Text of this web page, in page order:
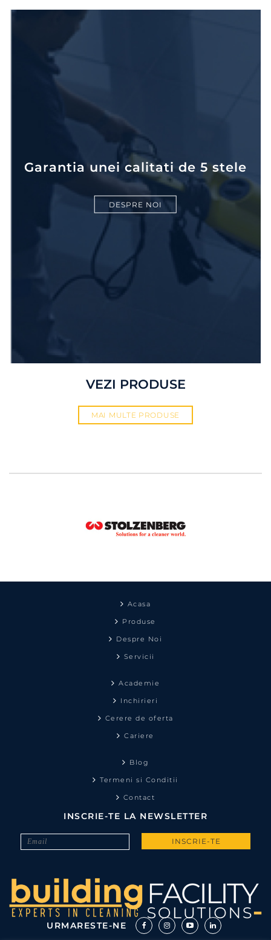
Garantia unei calitati de 5 stele
DESPRE NOI
VEZI PRODUSE
MAI MULTE PRODUSE
Acasa
Produse
Despre Noi
Servicii
Academie
Inchirieri
Cerere de oferta
Cariere
Blog
Termeni si Conditii
Contact
INSCRIE-TE LA NEWSLETTER
URMARESTE-NE